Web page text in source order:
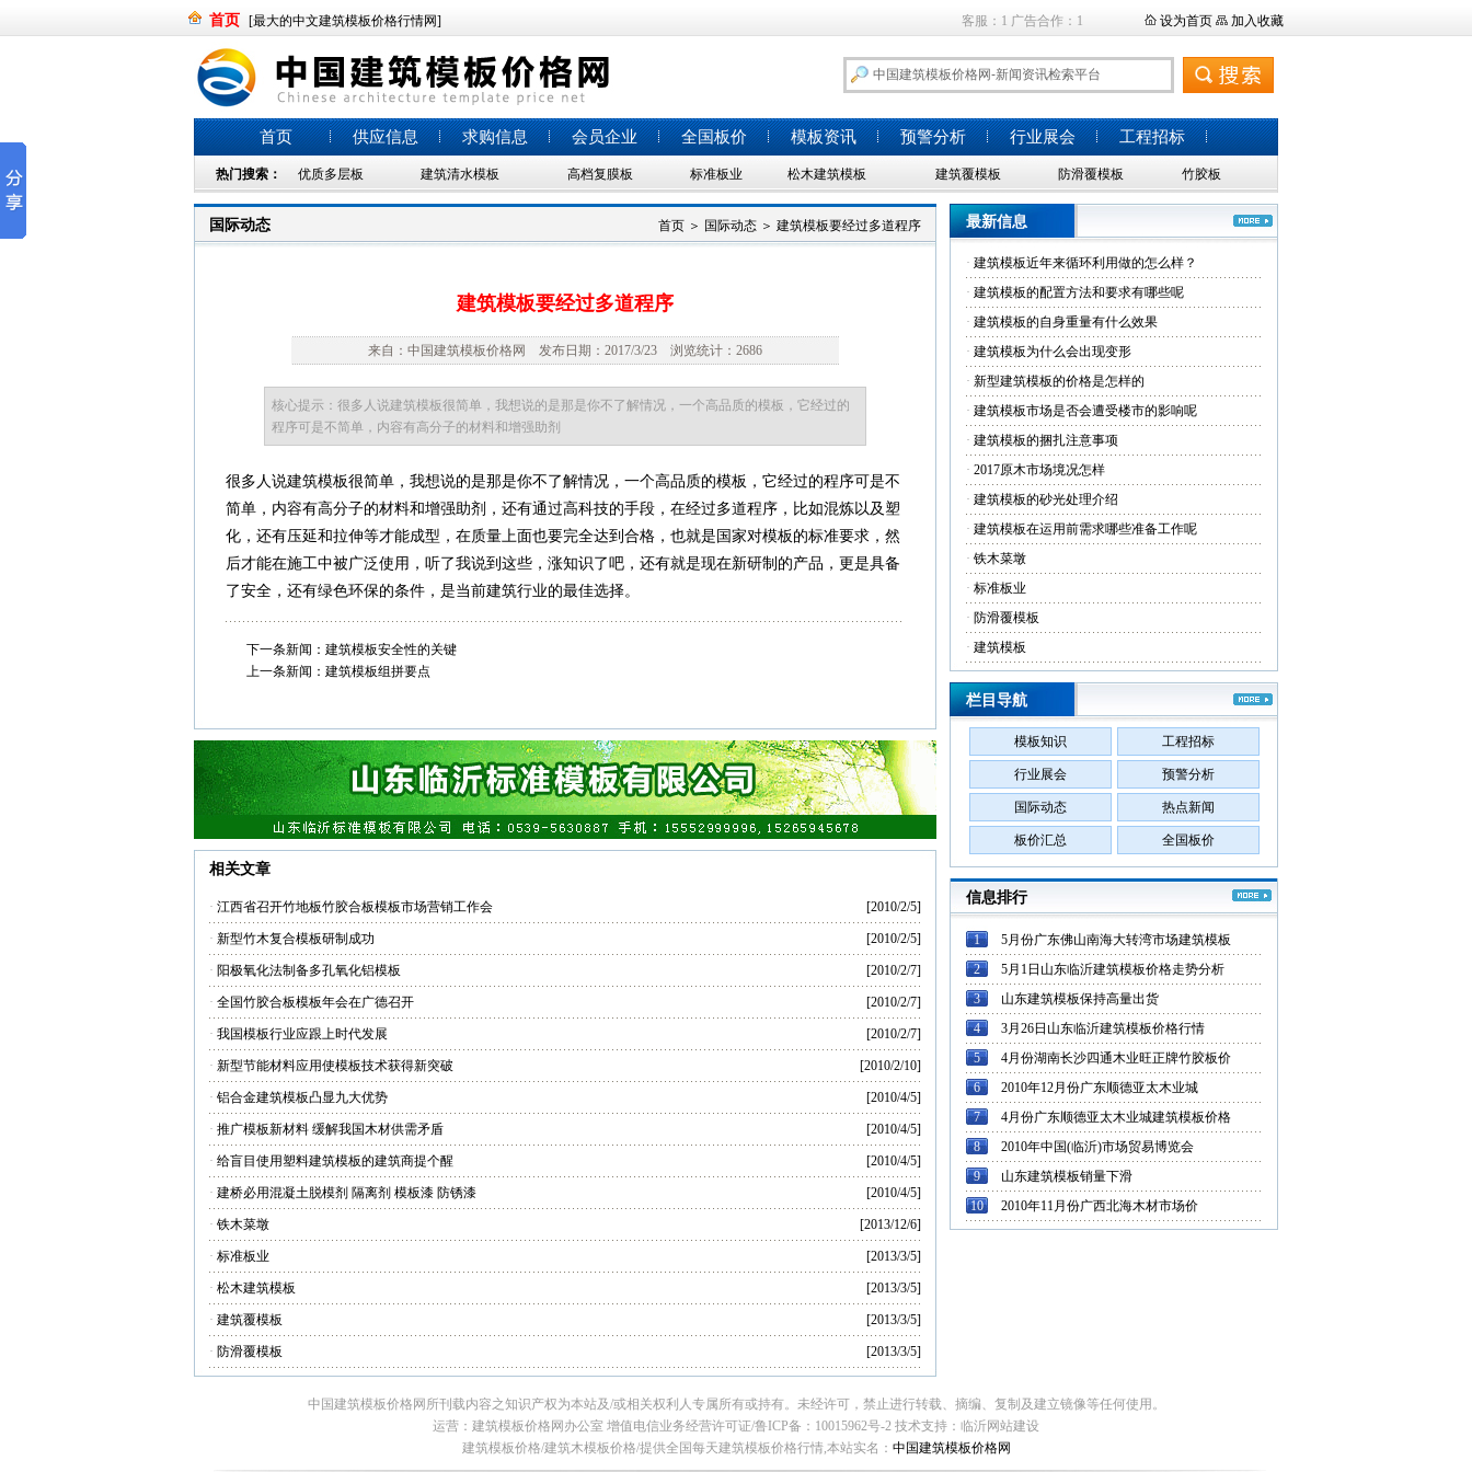
首页 [最大的中文建筑模板价格行情网] 客服：1 广告合作：1 设为首页 加入收藏
首页 供应信息 求购信息 会员企业 全国板价 模板资讯 预警分析 行业展会 工程招标
热门搜索： 优质多层板 建筑清水模板 高档复膜板 标准板业 松木建筑模板 建筑覆模板 防滑覆模板 竹胶板
国际动态 首页 ＞ 国际动态 ＞ 建筑模板要经过多道程序
建筑模板要经过多道程序
来自：中国建筑模板价格网 发布日期：2017/3/23 浏览统计：2686
核心提示：很多人说建筑模板很简单，我想说的是那是你不了解情况，一个高品质的模板，它经过的
程序可是不简单，内容有高分子的材料和增强助剂
很多人说建筑模板很简单，我想说的是那是你不了解情况，一个高品质的模板，它经过的程序可是不
简单，内容有高分子的材料和增强助剂，还有通过高科技的手段，在经过多道程序，比如混炼以及塑
化，还有压延和拉伸等才能成型，在质量上面也要完全达到合格，也就是国家对模板的标准要求，然
后才能在施工中被广泛使用，听了我说到这些，涨知识了吧，还有就是现在新研制的产品，更是具备
了安全，还有绿色环保的条件，是当前建筑行业的最佳选择。
下一条新闻： 建筑模板安全性的关键
上一条新闻： 建筑模板组拼要点
相关文章
· 江西省召开竹地板竹胶合板模板市场营销工作会 [2010/2/5]
· 新型竹木复合模板研制成功 [2010/2/5]
· 阳极氧化法制备多孔氧化铝模板 [2010/2/7]
· 全国竹胶合板模板年会在广德召开 [2010/2/7]
· 我国模板行业应跟上时代发展 [2010/2/7]
· 新型节能材料应用使模板技术获得新突破 [2010/2/10]
· 铝合金建筑模板凸显九大优势 [2010/4/5]
· 推广模板新材料 缓解我国木材供需矛盾 [2010/4/5]
· 给盲目使用塑料建筑模板的建筑商提个醒 [2010/4/5]
· 建桥必用混凝土脱模剂 隔离剂 模板漆 防锈漆 [2010/4/5]
· 铁木菜墩 [2013/12/6]
· 标准板业 [2013/3/5]
· 松木建筑模板 [2013/3/5]
· 建筑覆模板 [2013/3/5]
· 防滑覆模板 [2013/3/5]
最新信息
· 建筑模板近年来循环利用做的怎么样？
· 建筑模板的配置方法和要求有哪些呢
· 建筑模板的自身重量有什么效果
· 建筑模板为什么会出现变形
· 新型建筑模板的价格是怎样的
· 建筑模板市场是否会遭受楼市的影响呢
· 建筑模板的捆扎注意事项
· 2017原木市场境况怎样
· 建筑模板的砂光处理介绍
· 建筑模板在运用前需求哪些准备工作呢
· 铁木菜墩
· 标准板业
· 防滑覆模板
· 建筑模板
栏目导航
模板知识 工程招标
行业展会 预警分析
国际动态 热点新闻
板价汇总 全国板价
信息排行
1
5月份广东佛山南海大转湾市场建筑模板
2
5月1日山东临沂建筑模板价格走势分析
3
山东建筑模板保持高量出货
4
3月26日山东临沂建筑模板价格行情
5
4月份湖南长沙四通木业旺正牌竹胶板价
6
2010年12月份广东顺德亚太木业城
7
4月份广东顺德亚太木业城建筑模板价格
8
2010年中国(临沂)市场贸易博览会
9
山东建筑模板销量下滑
10
2010年11月份广西北海木材市场价
中国建筑模板价格网所刊载内容之知识产权为本站及/或相关权利人专属所有或持有。未经许可，禁止进行转载、摘编、复制及建立镜像等任何使用。
运营：建筑模板价格网办公室 增值电信业务经营许可证/鲁ICP备：10015962号-2 技术支持： 临沂网站建设
建筑模板价格/建筑木模板价格/提供全国每天建筑模板价格行情,本站实名： 中国建筑模板价格网